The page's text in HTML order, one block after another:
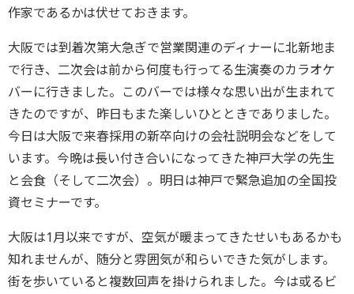
作家であるかは伏せておきます。
大阪では到着次第大急ぎで営業関連のディナーに北新地ま
で行き、二次会は前から何度も行ってる生演奏のカラオケ
バーに行きました。このバーでは様々な思い出が生まれて
きたのですが、昨日もまた楽しいひとときでありました。
今日は大阪で来春採用の新卒向けの会社説明会などをして
います。今晩は長い付き合いになってきた神戸大学の先生
と会食（そして二次会）。明日は神戸で緊急追加の全国投
資セミナーです。
大阪は1月以来ですが、空気が暖まってきたせいもあるかも
知れませんが、随分と雰囲気が和らいできた気がします。
街を歩いていると複数回声を掛けられました。今は或るビ